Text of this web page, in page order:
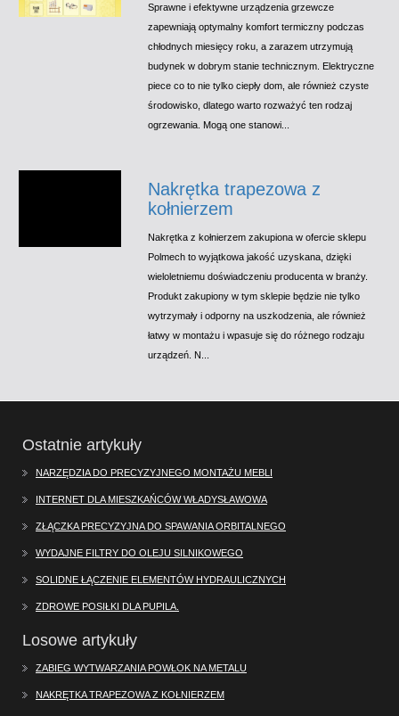
Sprawne i efektywne urządzenia grzewcze
zapewniają optymalny komfort termiczny podczas
chłodnych miesięcy roku, a zarazem utrzymują
budynek w dobrym stanie technicznym. Elektryczne
piece co to nie tylko ciepły dom, ale również czyste
środowisko, dlatego warto rozważyć ten rodzaj
ogrzewania. Mogą one stanowi...
Nakrętka trapezowa z
kołnierzem
Nakrętka z kołnierzem zakupiona w ofercie sklepu
Polmech to wyjątkowa jakość uzyskana, dzięki
wieloletniemu doświadczeniu producenta w branży.
Produkt zakupiony w tym sklepie będzie nie tylko
wytrzymały i odporny na uszkodzenia, ale również
łatwy w montażu i wpasuje się do różnego rodzaju
urządzeń. N...
Ostatnie artykuły
NARZĘDZIA DO PRECYZYJNEGO MONTAŻU MEBLI
INTERNET DLA MIESZKAŃCÓW WŁADYSŁAWOWA
ZŁĄCZKA PRECYZYJNA DO SPAWANIA ORBITALNEGO
WYDAJNE FILTRY DO OLEJU SILNIKOWEGO
SOLIDNE ŁĄCZENIE ELEMENTÓW HYDRAULICZNYCH
ZDROWE POSIŁKI DLA PUPILA.
Losowe artykuły
ZABIEG WYTWARZANIA POWŁOK NA METALU
NAKRĘTKA TRAPEZOWA Z KOŁNIERZEM